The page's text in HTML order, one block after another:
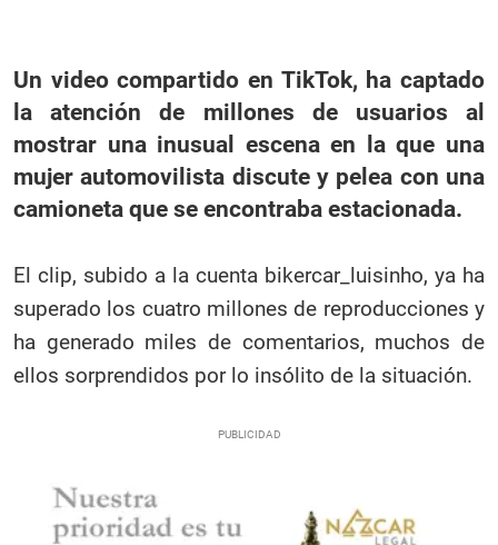
Un video compartido en TikTok, ha captado
la atención de millones de usuarios al
mostrar una inusual escena en la que una
mujer automovilista discute y pelea con una
camioneta que se encontraba estacionada.
El clip, subido a la cuenta bikercar_luisinho, ya ha
superado los cuatro millones de reproducciones y
ha generado miles de comentarios, muchos de
ellos sorprendidos por lo insólito de la situación.